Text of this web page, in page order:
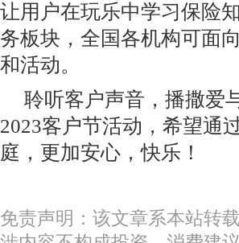
让用户在玩乐中学习保险
务板块，全国各机构可面
和活动。
聆听客户声音，播撒爱
2023客户节活动，希望通
庭，更加安心，快乐！
免责声明：该文章系本站转